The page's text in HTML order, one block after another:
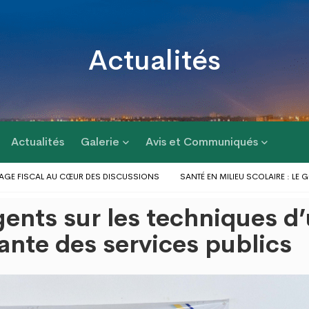
Actualités
Actualités Galerie Avis et Communiqués
AU CŒUR DES DISCUSSIONS SANTÉ EN MILIEU SCOLAIRE : LE
AU PROFIT DES POPULATIONS
LE GOUVERNEUR DU DAGL A
DU GOLFE 1 ET D’AGOÈ-NYIVÉ 4
sur les techniques
des services publics